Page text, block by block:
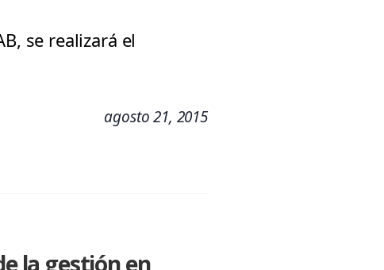
se realizará el
agosto 21, 2015
la gestión en